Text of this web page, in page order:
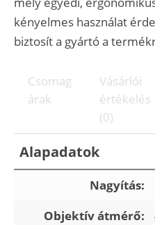
kényelmes használat
biztosít a gyártó a
Csomag
árak
Vásárlói
értékelés
(0)
Alapadatok
Nagyítás:
Objektív átmérő: